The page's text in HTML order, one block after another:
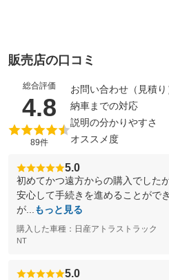
販売店の口コミ
総合評価
4.8 （5点満
89件
お問い合わせ（見積り
納車までの対応
説明の分かりやすさ
オススメ度
5.0
初めてかつ遠方からの購入でした
安心して手続きを進めることがで
が...
もっと見る
購入した車種：日産アトラストラック
NT
5.0